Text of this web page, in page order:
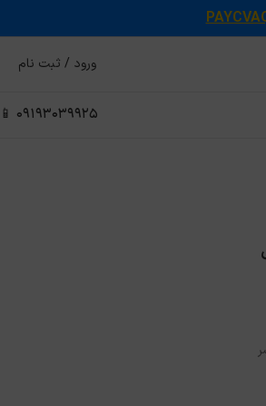
ورود / ثبت نام
09193039925 📱